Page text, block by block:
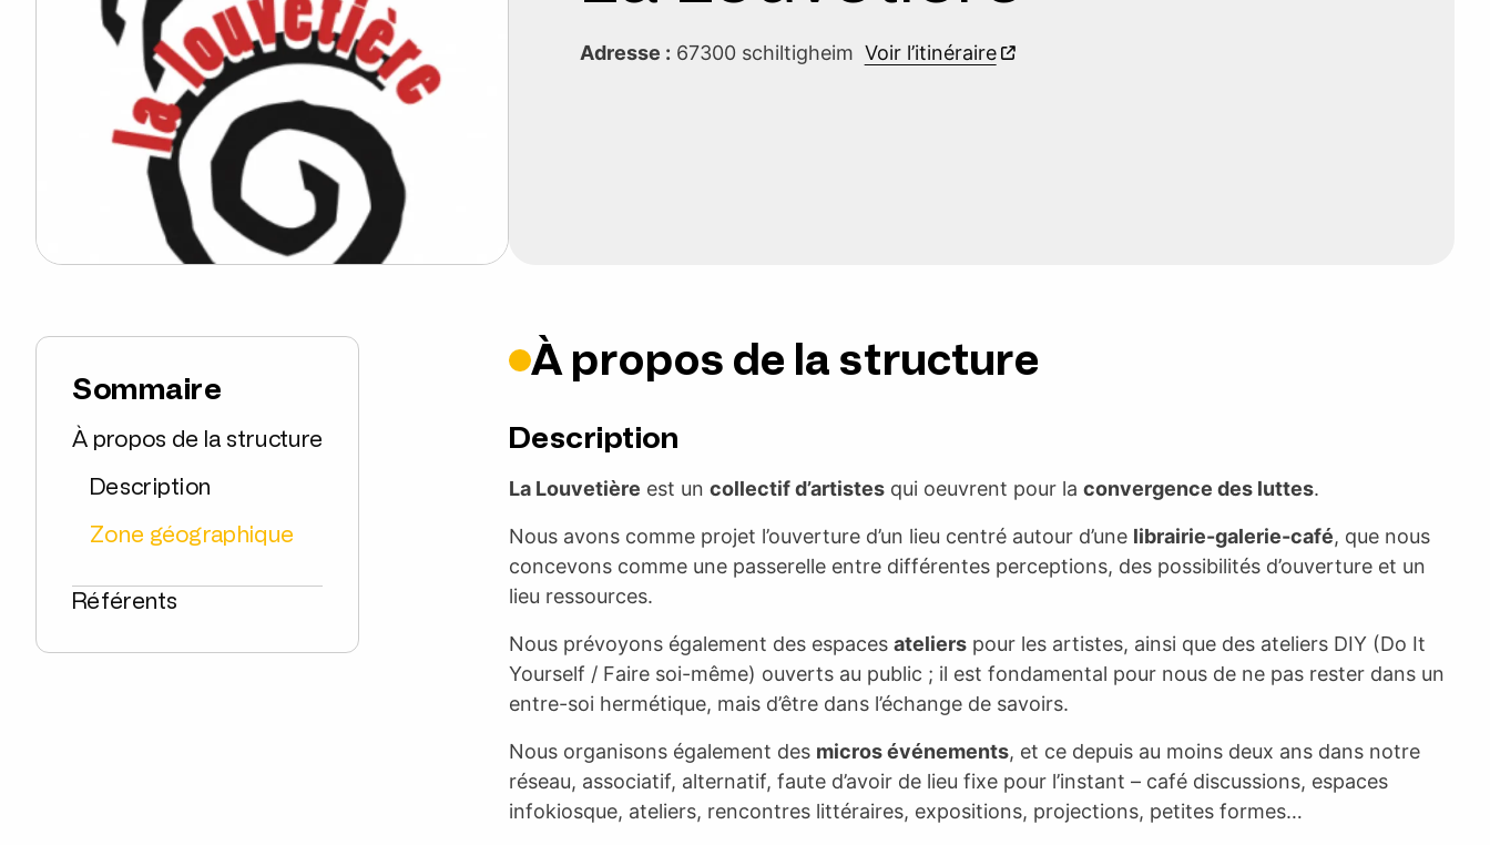
Adresse : 67300 schiltigheim Voir l’itinéraire
Sommaire
À propos de la structure
Description
Zone géographique
Référents
À propos de la structure
Description
La Louvetière est un collectif d’artistesqui oeuvrent pour la convergence des luttes.
Nous avons comme projet l’ouverture d’un lieu centré autour d’une librairie-galerie-café, que nous
concevons comme une passerelle entre différentes perceptions, des possibilités d’ouverture et un
lieu ressources.
Nous prévoyons également des espaces atelierspour les artistes, ainsi que des ateliers DIY (Do It
Yourself / Faire soi-même) ouverts au public ; il est fondamental pour nous de ne pas rester dans un
entre-soi hermétique, mais d’être dans l’échange de savoirs.
Nous organisons également des micros événements, et ce depuis au moins deux ans dans notre
réseau, associatif, alternatif, faute d’avoir de lieu fixe pour l’instant – café discussions, espaces
infokiosque, ateliers, rencontres littéraires, expositions, projections, petites formes…